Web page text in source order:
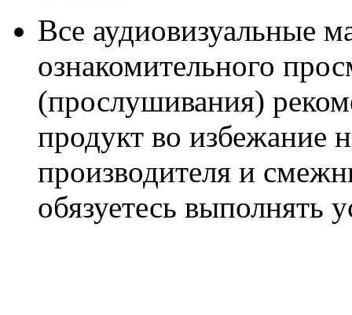
Все аудиовизуальные
ознакомительного
(прослушивания)
продукт во избежание
производителя и
обязуетесь выполнять